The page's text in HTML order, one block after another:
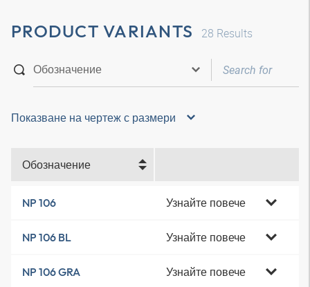
PRODUCT VARIANTS 28 Results
Показване на чертеж с размери
Обозначение
NP 106 Узнайте повече
NP 106 BL Узнайте повече
NP 106 GRA Узнайте повече